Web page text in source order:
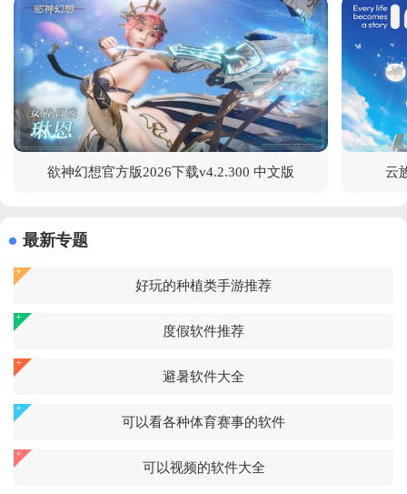
欲神幻想官方版2026下载v4.2.300 中文版 云
最新专题
好玩的种植类手游推荐
度假软件推荐
避暑软件大全
可以看各种体育赛事的软件
可以视频的软件大全